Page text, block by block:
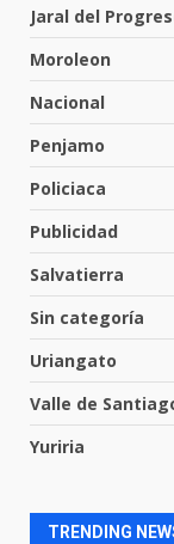
Jaral del
Moroleon
Nacional
Penjamo
Policiaca
Publicidad
Salvatierra
Sin categoría
Uriangato
Valle de
Yuriria
TRENDING
6
7
1
2